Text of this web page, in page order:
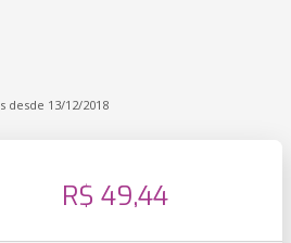
desde 13/12/2018
R$ 49,44